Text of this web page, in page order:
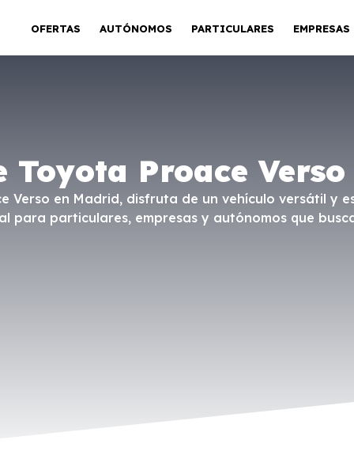
OFERTAS AUTÓNOMOS PARTICULARES EMPRESAS
Toyota Proace
Verso en Madrid, disfruta de un vehículo versátil y
para particulares, empresas y autónomos que